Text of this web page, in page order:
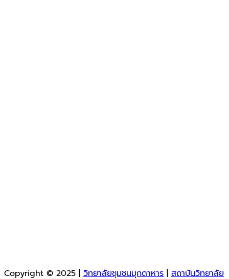
Copyright © 2025 | วิทยาลัยชุมชนมุกดาหาร | สถาบันวิทยาลัย